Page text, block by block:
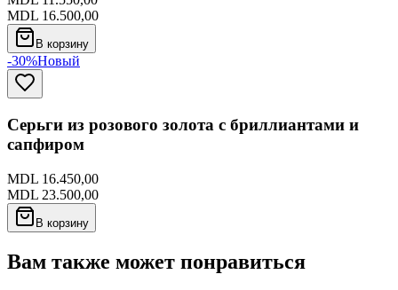
MDL 16.500,00
В корзину
-30%Новый
Серьги из розового золота с бриллиантами и
сапфиром
MDL 16.450,00
MDL 23.500,00
В корзину
Вам также может понравиться